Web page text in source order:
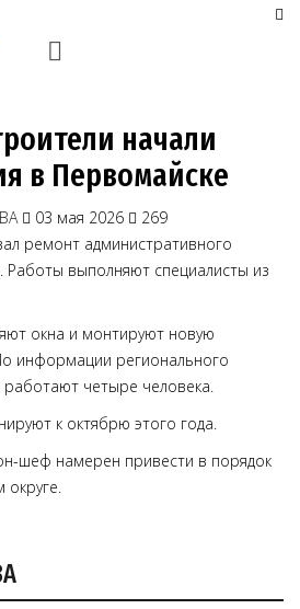
начали
в Первомайске
03 мая 2026
269
ремонт административного
Работы выполняют специалисты из
окна и монтируют новую
информации регионального
четыре человека.
к октябрю этого года.
шеф намерен привести в порядок
округе.